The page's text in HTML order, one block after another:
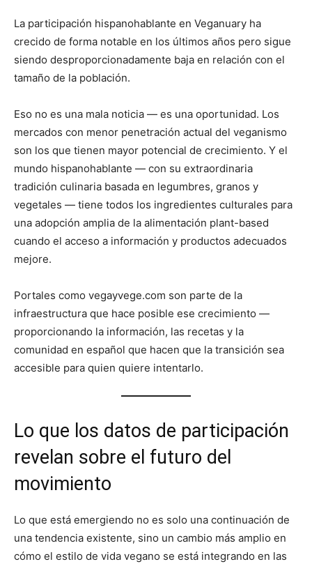
La participación hispanohablante en Veganuary ha
crecido de forma notable en los últimos años pero sigue
siendo desproporcionadamente baja en relación con el
tamaño de la población.
Eso no es una mala noticia — es una oportunidad. Los
mercados con menor penetración actual del veganismo
son los que tienen mayor potencial de crecimiento. Y el
mundo hispanohablante — con su extraordinaria
tradición culinaria basada en legumbres, granos y
vegetales — tiene todos los ingredientes culturales para
una adopción amplia de la alimentación plant-based
cuando el acceso a información y productos adecuados
mejore.
Portales como vegayvege.com son parte de la
infraestructura que hace posible ese crecimiento —
proporcionando la información, las recetas y la
comunidad en español que hacen que la transición sea
accesible para quien quiere intentarlo.
Lo que los datos de participación
revelan sobre el futuro del
movimiento
Lo que está emergiendo no es solo una continuación de
una tendencia existente, sino un cambio más amplio en
cómo el estilo de vida vegano se está integrando en las